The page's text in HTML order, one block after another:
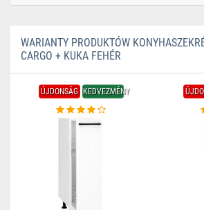
WARIANTY PRODUKTÓW
CARGO + KUKA FEHÉR
ÚJDONSÁG KEDVEZMÉNY